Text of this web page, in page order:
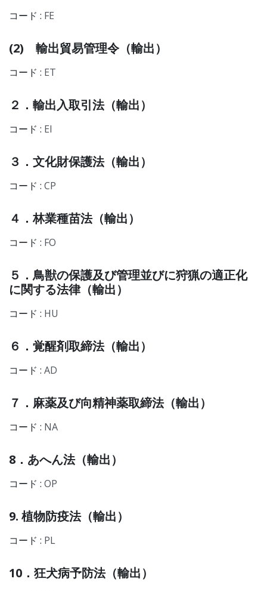
コード : FE
(2) 輸出貿易管理令（輸出）
コード : ET
２．輸出入取引法（輸出）
コード : EI
３．文化財保護法（輸出）
コード : CP
４．林業種苗法（輸出）
コード : FO
５．鳥獣の保護及び管理並びに狩猟の適正化
に関する法律（輸出）
コード : HU
６．覚醒剤取締法（輸出）
コード : AD
７．麻薬及び向精神薬取締法（輸出）
コード : NA
8．あへん法（輸出）
コード : OP
9. 植物防疫法（輸出）
コード : PL
10．狂犬病予防法（輸出）